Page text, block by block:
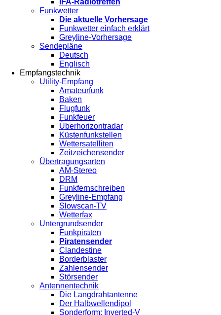
Funkwetter
Die aktuelle Vorhersage
Funkwetter einfach erklärt
Greyline-Vorhersage
Sendepläne
Deutsch
Englisch
Empfangstechnik
Utility-Empfang
Amateurfunk
Baken
Flugfunk
Funkfeuer
Überhorizontradar
Küstenfunkstellen
Wettersatelliten
Zeitzeichensender
Übertragungsarten
AM-Stereo
DRM
Funkfernschreiben
Greyline-Empfang
Slowscan-TV
Wetterfax
Untergrundsender
Funkpiraten
Piratensender
Clandestine
Borderblaster
Zahlensender
Störsender
Antennentechnik
Die Langdrahtantenne
Der Halbwellendipol
Sonderform: Inverted-V